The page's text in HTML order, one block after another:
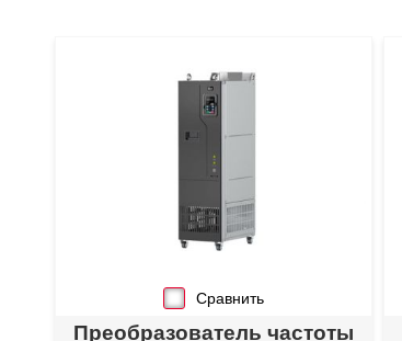
Сравнить
Преобразователь частоты